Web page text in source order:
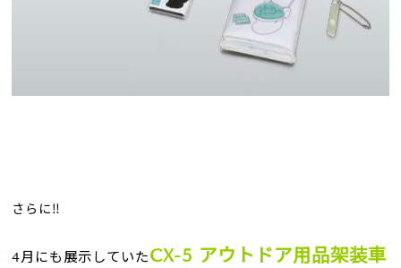
さらに‼️
4月にも展示していたCX-5 アウトドア用品架装車